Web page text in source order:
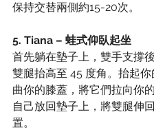
保持交替兩側約15-20次。
5. Tiana – 蛙式仰臥起坐
首先躺在墊子上，雙手支撐
雙腿抬高至 45 度角。抬起
曲你的膝蓋，將它們拉向你
自己放回墊子上，將雙腿伸
置。